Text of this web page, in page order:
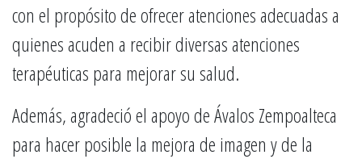
con el propósito de ofrecer atenciones adecuadas a
quienes acuden a recibir diversas atenciones
terapéuticas para mejorar su salud.
Además, agradeció el apoyo de Ávalos Zempoalteca
para hacer posible la mejora de imagen y de la